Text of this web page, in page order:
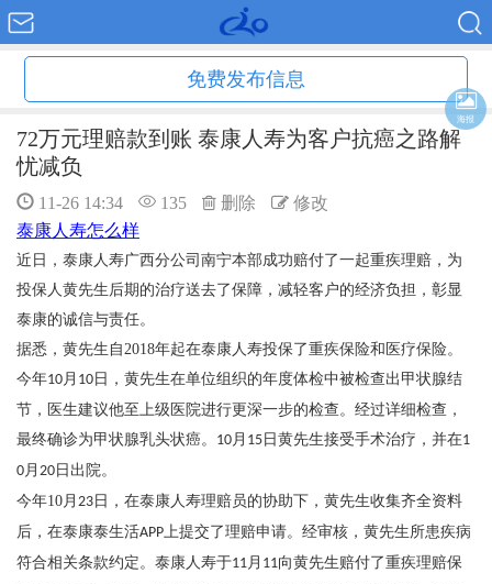
免费发布信息
72万元理赔款到账 泰康人寿为客户抗癌之路解
忧减负
11-26 14:34 135 删除
修改
泰康人寿怎么样
近日，泰康人寿广西分公司南宁本部成功赔付了一起重疾理赔，为
投保人黄先生后期的治疗送去了保障，减轻客户的经济负担，彰显
泰康的诚信与责任。
据悉，黄先生自2018年起在泰康人寿投保了重疾保险和医疗保险。
今年10月 10 日，黄先生在单位组织的年度体检中被检查出甲状腺结
节，医生建议他至上级医院进行更深一步的检查。经过详细检查，
最终确诊为甲状腺乳头状癌。 10月 15 日黄先生接受手术治疗，并在1
0月 20 日出院。
今年10月 23 日，在泰康人寿理赔员的协助下，黄先生收集齐全资料
后，在泰康泰生活APP上提交了理赔申请。经审核，黄先生所患疾病
符合相关条款约定。泰康人寿于11月 11向黄先生赔付了重疾理赔保
海报